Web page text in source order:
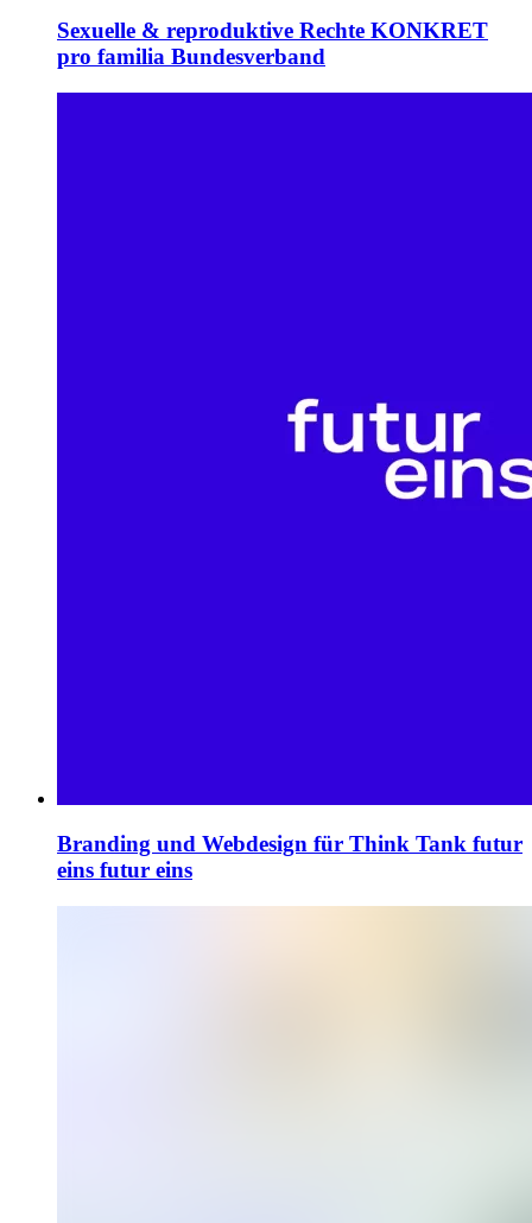
Sexuelle & reproduktive Rechte KONKRET
pro familia Bundesverband
Branding und Webdesign für Think Tank futur
eins futur eins